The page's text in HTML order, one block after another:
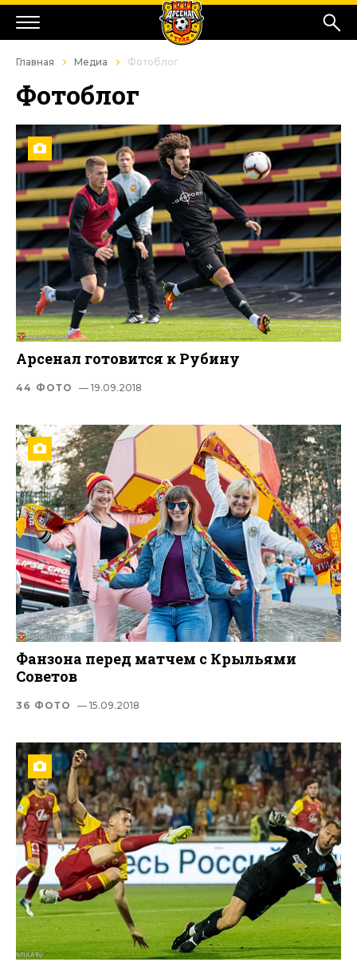
Главная Медиа Фотоблог
Фотоблог
Арсенал готовится к Рубину
44 ФОТО — 19.09.2018
Фанзона перед матчем с Крыльями
Советов
36 ФОТО — 15.09.2018